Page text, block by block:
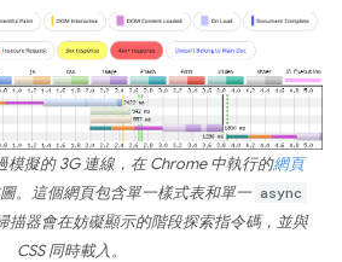
模擬的 3G 連線，在 Chrome 中執行的網頁
。這個網頁包含單一樣式表和單一 async
描器會在妨礙顯示的階段探索指令碼，並與
CSS 同時載入。